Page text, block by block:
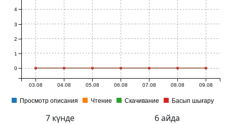
03.08 04.08 05.08 06.08 07.08 08.08 09.08
0
1
2
3
4
Просмотр описания Чтение Скачивание Басып шығару
7 күнде 6 айда